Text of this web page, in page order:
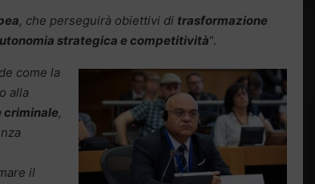
, che perseguirà obiettivi di trasformazione
strategica e competitività“.
come la
alla
criminale,
il